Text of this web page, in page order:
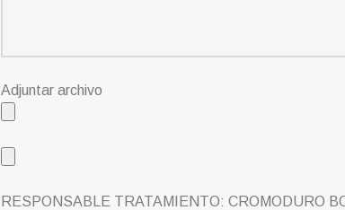
Adjuntar archivo
RESPONSABLE TRATAMIENTO: CROMODURO